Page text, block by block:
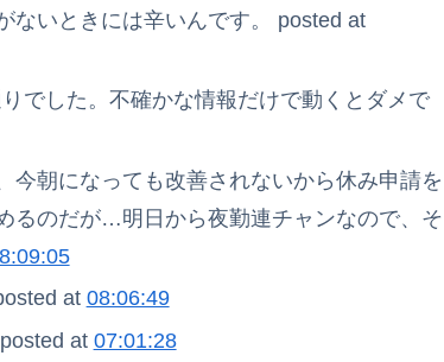
ないときには辛いんです。 posted at
でした。不確かな情報だけで動くとダメで
今朝になっても改善されないから休み申請を
るのだが…明日から夜勤連チャンなので、そ
at 08:06:49
at 07:01:28